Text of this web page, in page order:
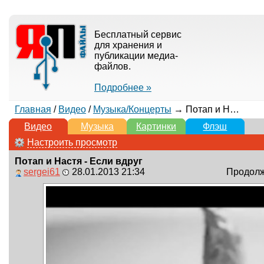
Бесплатный сервис
для хранения и
публикации медиа-
файлов.
Подробнее »
Главная / Видео/ Музыка/Концерты → Потап и Настя - Если вдруг
Видео
Музыка Картинки
Флэш
Настроить просмотр
Потап и Настя - Если вдруг
sergei61
28.01.2013 21:34